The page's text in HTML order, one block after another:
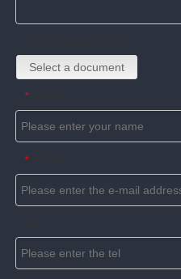
Select a document
*
*